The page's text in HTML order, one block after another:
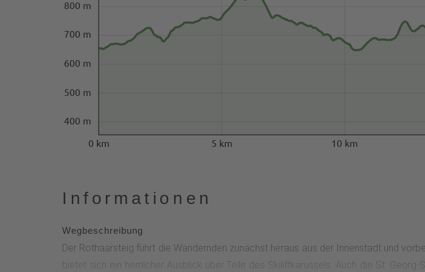
0 km 5 km 10 km
400 m
500 m
600 m
700 m
800 m
Informationen
Wegbeschreibung
Der Rothaarsteig führt die Wandernden zunächst heraus aus der Innenstadt und
bietet sich ein herrlicher Ausblick über Teile des Skiliftkarussels. Auch die St.